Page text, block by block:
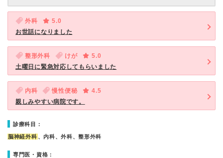
外科
5.0
お世話になりました
整形外科 けが
5.0
土曜日に緊急対応してもらいました
内科 慢性便秘
4.5
親しみやすい病院です。
診療科目：
脳神経外科 、内科、外科、整形外科
専門医・資格：